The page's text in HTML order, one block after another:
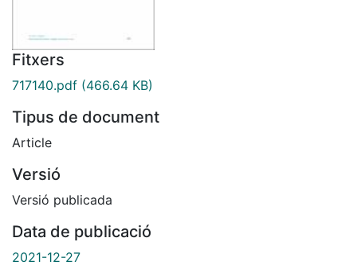
Fitxers
717140.pdf (466.64 KB)
Tipus de document
Article
Versió
Versió publicada
Data de publicació
2021-12-27